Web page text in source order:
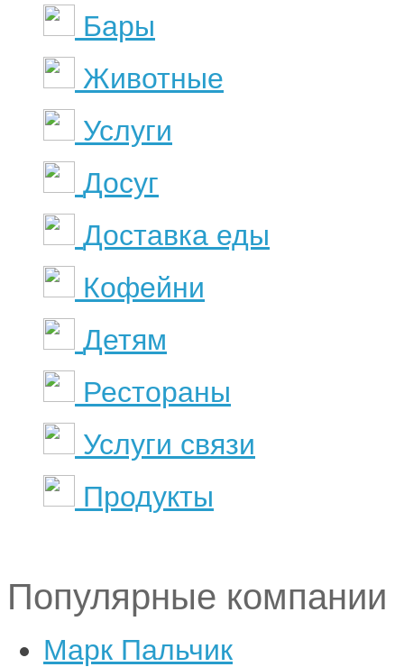
Бары
Животные
Услуги
Досуг
Доставка еды
Кофейни
Детям
Рестораны
Услуги связи
Продукты
Популярные компании
Марк Пальчик